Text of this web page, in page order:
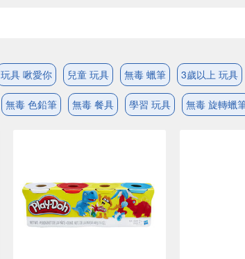
玩具 啾愛你 兒童 玩具 無毒 蠟筆 3歲以上 玩具
無毒 色鉛筆 無毒 餐具 學習 玩具 無毒 旋轉蠟